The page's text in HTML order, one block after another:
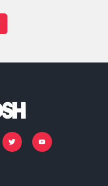
Twitter Youtube